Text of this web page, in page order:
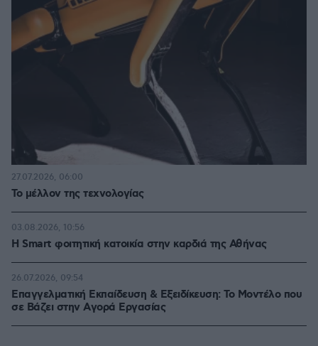
Το μέλλον της τεχνολογίας
27.07.2026, 06:00
Η Smart φοιτητική κατοικία στην καρδιά της Αθήνας
03.08.2026, 10:56
Επαγγελματική Εκπαίδευση & Εξειδίκευση: Το Mοντέλο που
σε Bάζει στην Aγορά Eργασίας
26.07.2026, 09:54